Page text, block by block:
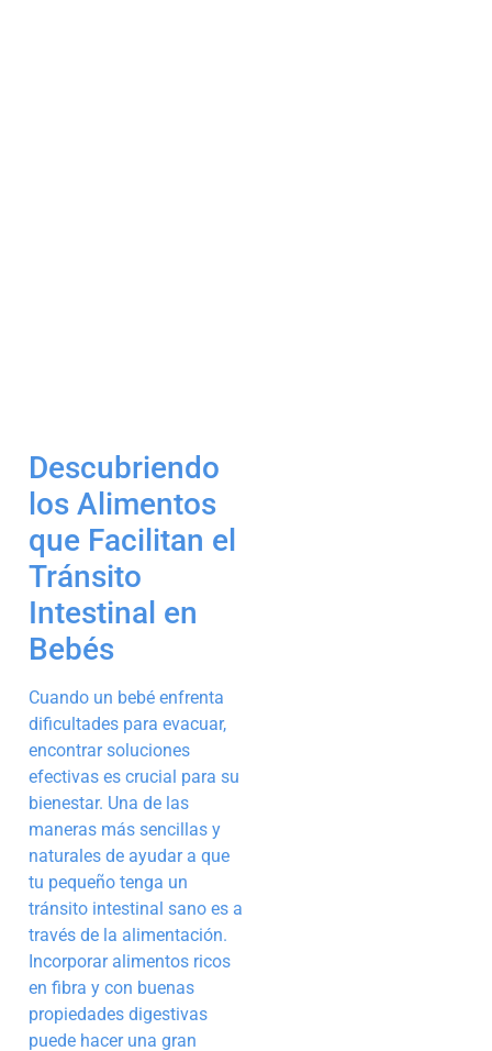
Descubriendo
los Alimentos
que Facilitan el
Tránsito
Intestinal en
Bebés
Cuando un bebé enfrenta
dificultades para evacuar,
encontrar soluciones
efectivas es crucial para su
bienestar. Una de las
maneras más sencillas y
naturales de ayudar a que
tu pequeño tenga un
tránsito intestinal sano es a
través de la alimentación.
Incorporar alimentos ricos
en fibra y con buenas
propiedades digestivas
puede hacer una gran